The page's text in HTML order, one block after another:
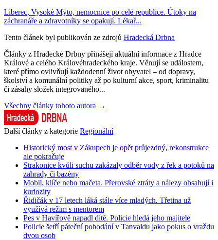
Liberec, Vysoké Mýto, nemocnice po celé republice. Útoky na
záchranáře a zdravotníky se opakují. Lékař...
Tento článek byl publikován ze zdrojů Hradecká Drbna
Články z Hradecké Drbny přinášejí aktuální informace z Hradce
Králové a celého Královéhradeckého kraje. Věnují se událostem,
které přímo ovlivňují každodenní život obyvatel – od dopravy,
školství a komunální politiky až po kulturní akce, sport, kriminalitu
či zásahy složek integrovaného...
Všechny články tohoto autora →
Další články z kategorie Regionální
Historický most v Zákupech je opět průjezdný, rekonstrukce
ale pokračuje
Strakonice kvůli suchu zakázaly odběr vody z řek a potoků na
zahrady či bazény
Mobil, klíče nebo mačeta. Přerovské ztráty a nálezy obsahují i
kuriozity
Řidičák v 17 letech láká stále více mladých. Třetina už
využívá režim s mentorem
Pes v Havířově napadl dítě. Policie hledá jeho majitele
Policie šetří páteční pobodání v Tanvaldu jako pokus o vraždu
dvou osob